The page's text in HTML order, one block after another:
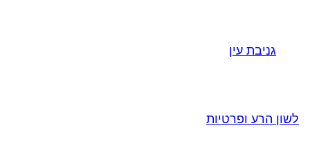
גניבת עין
לשון הרע ופרטיות